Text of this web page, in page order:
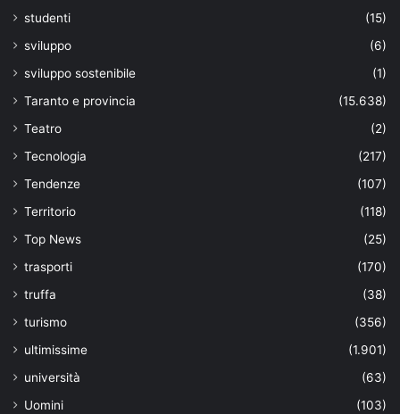
studenti
(15)
sviluppo
(6)
sviluppo sostenibile
(1)
Taranto e provincia
(15.638)
Teatro
(2)
Tecnologia
(217)
Tendenze
(107)
Territorio
(118)
Top News
(25)
trasporti
(170)
truffa
(38)
turismo
(356)
ultimissime
(1.901)
università
(63)
Uomini
(103)